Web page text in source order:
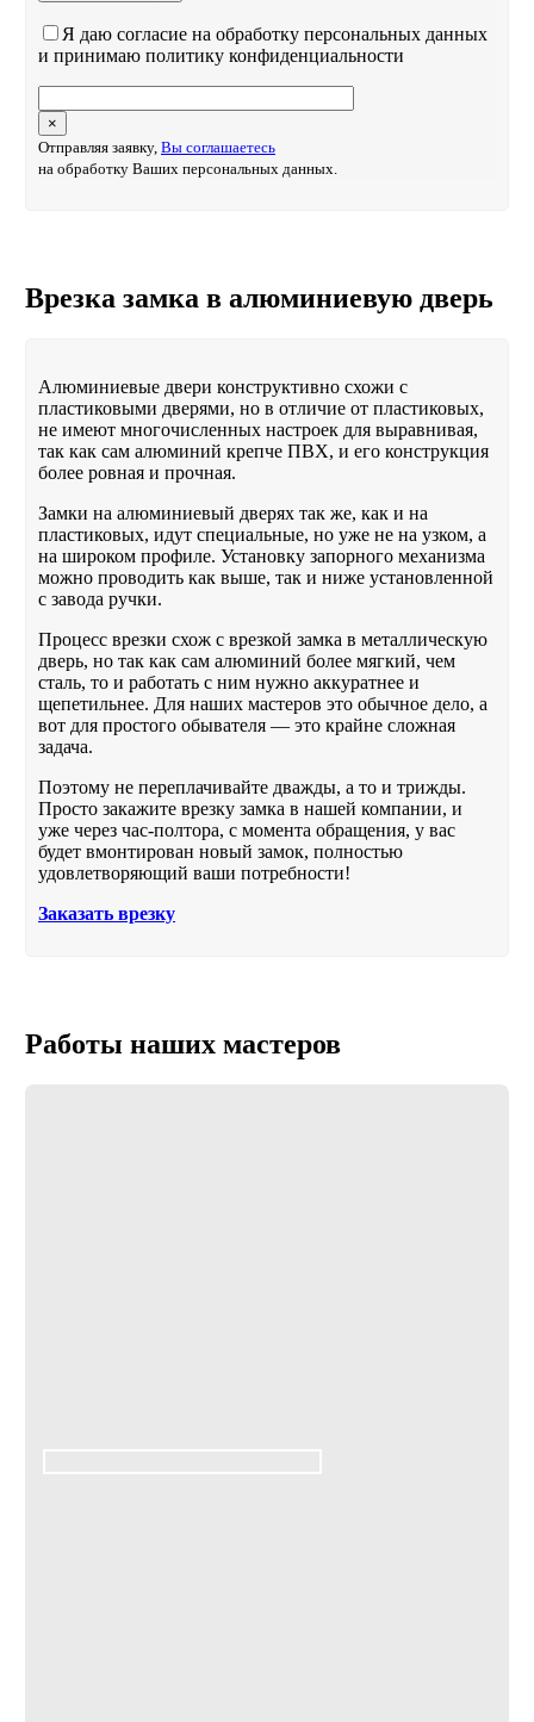
Я даю согласие на обработку персональных данных
и принимаю политику конфиденциальности
×
Отправляя заявку, Вы соглашаетесь
на обработку Ваших персональных данных.
Врезка замка в алюминиевую дверь
Алюминиевые двери конструктивно схожи с
пластиковыми дверями, но в отличие от пластиковых,
не имеют многочисленных настроек для выравнивая,
так как сам алюминий крепче ПВХ, и его конструкция
более ровная и прочная.
Замки на алюминиевый дверях так же, как и на
пластиковых, идут специальные, но уже не на узком, а
на широком профиле. Установку запорного механизма
можно проводить как выше, так и ниже установленной
с завода ручки.
Процесс врезки схож с врезкой замка в металлическую
дверь, но так как сам алюминий более мягкий, чем
сталь, то и работать с ним нужно аккуратнее и
щепетильнее. Для наших мастеров это обычное дело, а
вот для простого обывателя — это крайне сложная
задача.
Поэтому не переплачивайте дважды, а то и трижды.
Просто закажите врезку замка в нашей компании, и
уже через час-полтора, с момента обращения, у вас
будет вмонтирован новый замок, полностью
удовлетворяющий ваши потребности!
Заказать врезку
Работы наших мастеров